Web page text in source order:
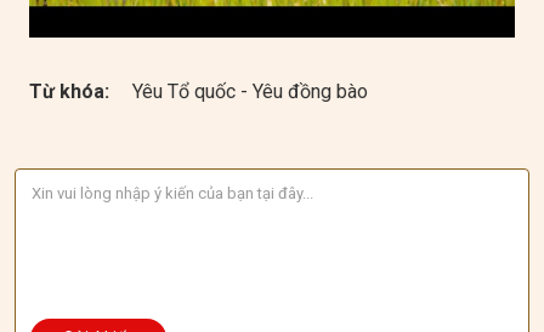
Từ khóa: Yêu Tổ quốc - Yêu đồng bào